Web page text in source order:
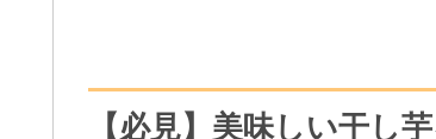
【必見】美味しい干し